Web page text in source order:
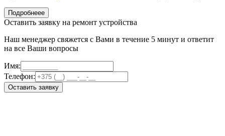
Подробнеее
Оставить заявку на ремонт устройства
Наш менеджер свяжется с Вами в течение 5 минут и ответит
на все Ваши вопросы
Имя:
Телефон:
Оставить заявку